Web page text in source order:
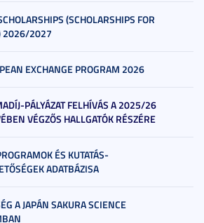
(SCHOLARSHIPS FOR
2026/2027
EXCHANGE PROGRAM 2026
PÁLYÁZAT FELHÍVÁS A 2025/26
VÉGZŐS HALLGATÓK RÉSZÉRE
ÉS KUTATÁS-
ADATBÁZISA
A JAPÁN SAKURA SCIENCE